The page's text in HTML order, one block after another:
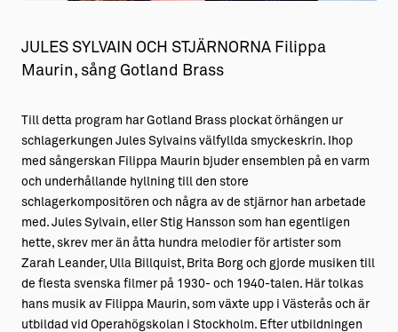
Almedalsveckan
Medeltidsveckan
Visby Centrum
Allt om livet på Ön
→ Fritidsliv
→ Föreningsliv
→ Idrottsliv
→ Tonårsliv
Barn & Familj
JULES SYLVAIN OCH STJÄRNORNA Filippa
Maurin, sång Gotland Brass
Till detta program har Gotland Brass plockat örhängen ur
schlagerkungen Jules Sylvains välfyllda smyckeskrin. Ihop
med sångerskan Filippa Maurin bjuder ensemblen på en varm
och underhållande hyllning till den store
schlagerkompositören och några av de stjärnor han arbetade
med. Jules Sylvain, eller Stig Hansson som han egentligen
hette, skrev mer än åtta hundra melodier för artister som
Zarah Leander, Ulla Billquist, Brita Borg och gjorde musiken till
de flesta svenska filmer på 1930- och 1940-talen. Här tolkas
hans musik av Filippa Maurin, som växte upp i Västerås och är
utbildad vid Operahögskolan i Stockholm. Efter utbildningen